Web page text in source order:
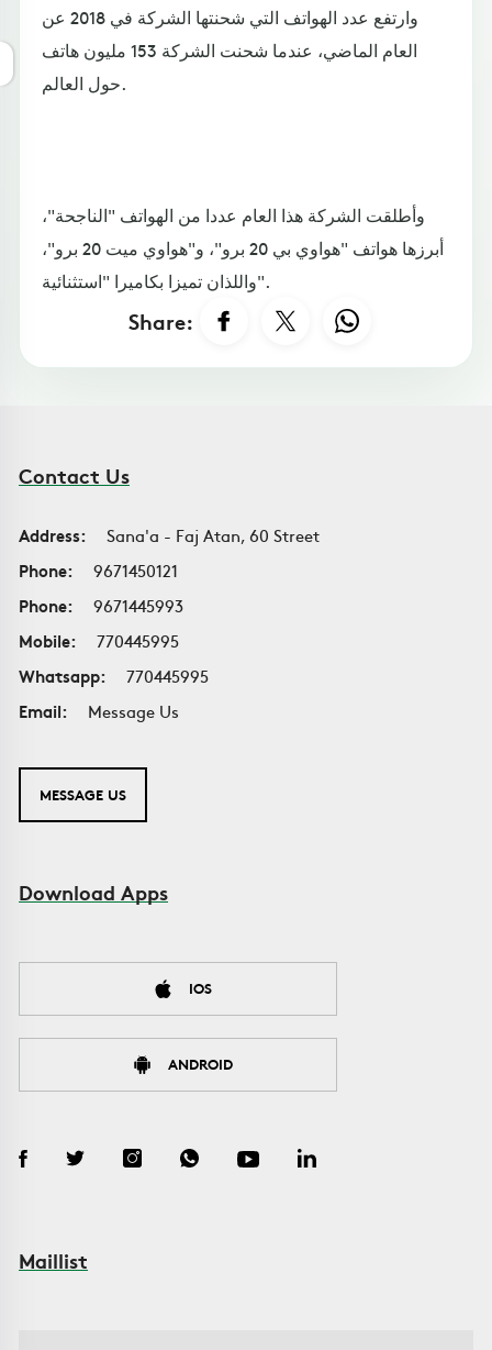
وارتفع عدد الهواتف التي شحنتها الشركة في 2018 عن
العام الماضي، عندما شحنت الشركة 153 مليون هاتف
حول العالم.
وأطلقت الشركة هذا العام عددا من الهواتف "الناجحة"،
أبرزها هواتف "هواوي بي 20 برو"، و"هواوي ميت 20 برو"،
واللذان تميزا بكاميرا "استثنائية".
Share:
Contact Us
Address:
Sana'a - Faj Atan, 60 Street
Phone:
9671450121
Phone:
9671445993
Mobile:
770445995
Whatsapp:
770445995
Email:
Message Us
MESSAGE US
Download Apps
IOS
ANDROID
Maillist